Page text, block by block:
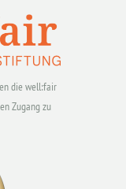
die well:fair
Zugang zu